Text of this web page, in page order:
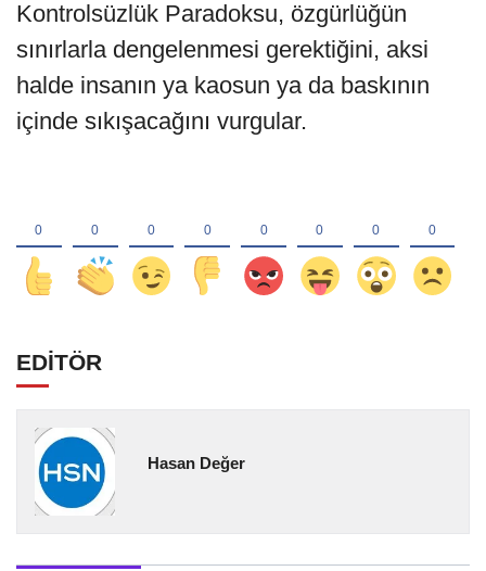
Kontrolsüzlük Paradoksu, özgürlüğün
sınırlarla dengelenmesi gerektiğini, aksi
halde insanın ya kaosun ya da baskının
içinde sıkışacağını vurgular.
EDİTÖR
Hasan Değer